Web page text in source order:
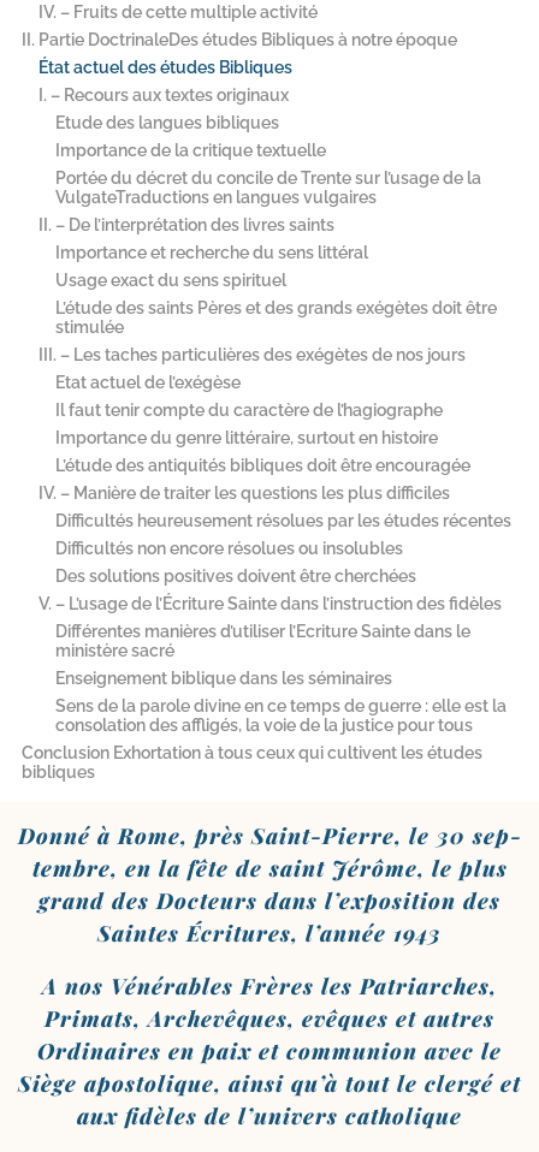
IV. – Fruits de cette multiple activité
II. Partie DoctrinaleDes études Bibliques à notre époque
État actuel des études Bibliques
I. – Recours aux textes originaux
Etude des langues bibliques
Importance de la critique textuelle
Portée du décret du concile de Trente sur l’usage de la
VulgateTraductions en langues vulgaires
II. – De l’interprétation des livres saints
Importance et recherche du sens littéral
Usage exact du sens spirituel
L’étude des saints Pères et des grands exégètes doit être
stimulée
III. – Les taches particulières des exégètes de nos jours
Etat actuel de l’exégèse
Il faut tenir compte du caractère de l’hagiographe
Importance du genre littéraire, surtout en histoire
L’étude des antiquités bibliques doit être encouragée
IV. – Manière de traiter les questions les plus difficiles
Difficultés heureusement résolues par les études récentes
Difficultés non encore résolues ou insolubles
Des solutions positives doivent être cherchées
V. – L’usage de l’Écriture Sainte dans l’instruction des fidèles
Différentes manières d’utiliser l’Ecriture Sainte dans le
ministère sacré
Enseignement biblique dans les séminaires
Sens de la parole divine en ce temps de guerre : elle est la
consolation des affligés, la voie de la justice pour tous
Conclusion Exhortation à tous ceux qui cultivent les études
bibliques
Donné à Rome, près Saint-​Pierre, le 30 sep­
tembre, en la fête de saint Jérôme, le plus
grand des Docteurs dans l’ex­po­si­tion des
Saintes Écritures, l’an­née 1943
A nos Vénérables Frères les Patriarches,
Primats, Archevêques, evêques et autres
Ordinaires en paix et com­mu­nion avec le
Siège apos­to­lique, ain­si qu’à tout le cler­gé et
aux fidèles de l’univers catholique